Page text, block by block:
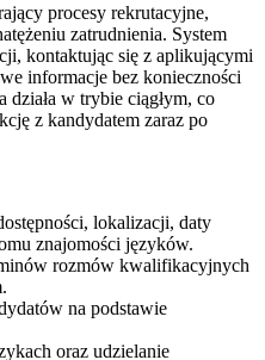
procesy rekrutacyjne,
zatrudnienia. System
kontaktując się z aplikującymi
informacje bez konieczności
w trybie ciągłym, co
z kandydatem zaraz po
lokalizacji, daty
znajomości języków.
rozmów kwalifikacyjnych
na podstawie
oraz udzielanie